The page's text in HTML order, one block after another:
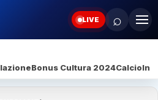
LIVE ⌕
Bonus Cultura 2024Calcio